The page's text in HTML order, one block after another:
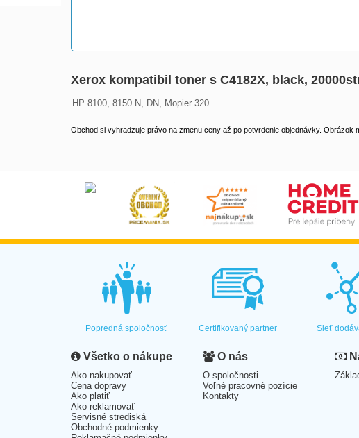
Xerox kompatibil toner s C4182X, black,
HP 8100, 8150 N, DN, Mopier 320
Obchod si vyhradzuje právo na zmenu ceny až po potvrdenie objednávky. Obrázok
Popredná spoločnosť Certifikovaný partner Sieť
Všetko o nákupe
Ako nakupovať
Cena dopravy
Ako platiť
Ako reklamovať
Servisné strediská
Obchodné podmienky
O nás
O spoločnosti
Voľné pracovné pozície
Kontakty